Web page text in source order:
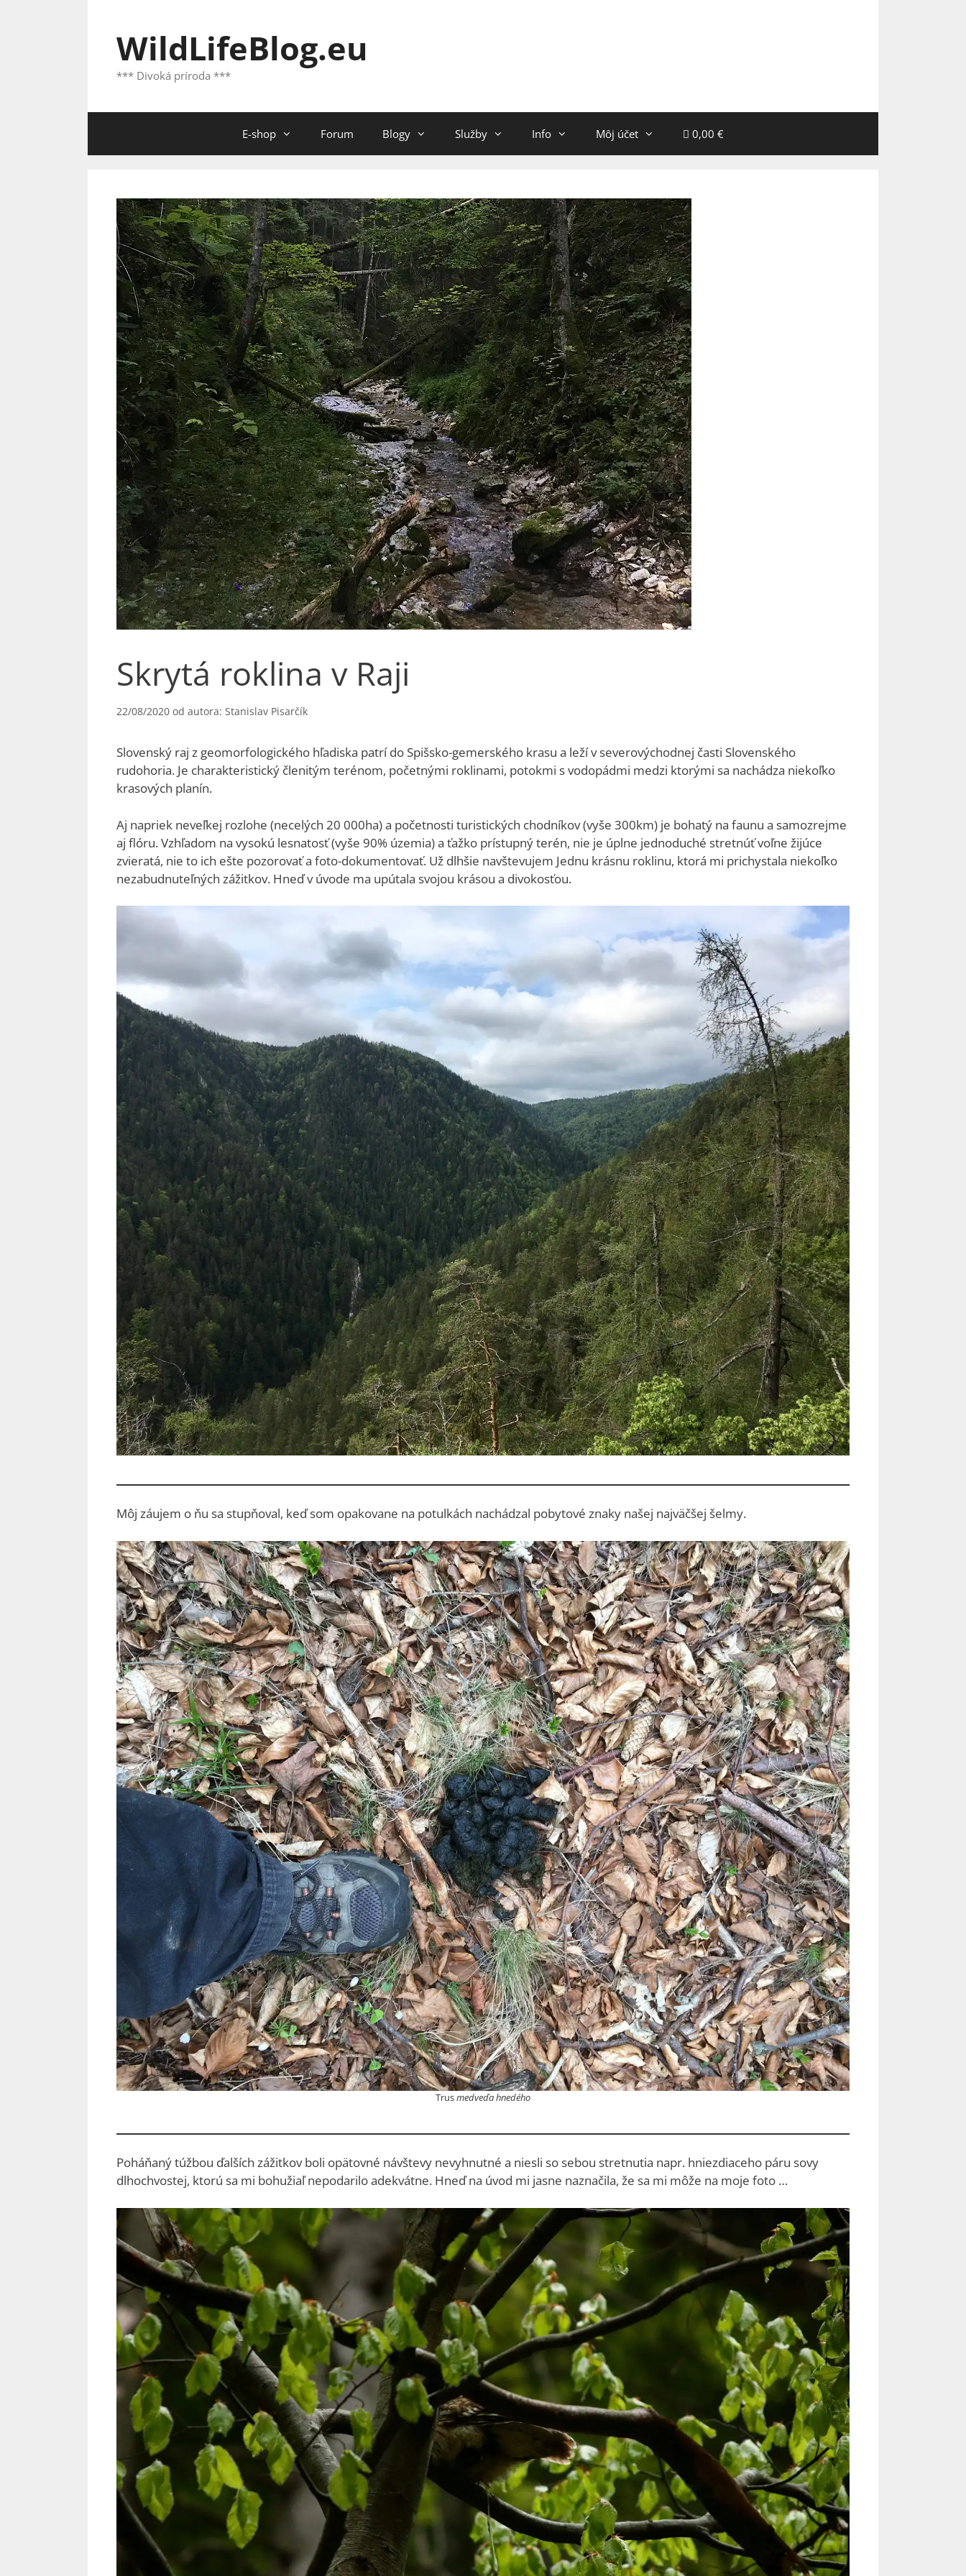
WildLifeBlog.eu
*** Divoká príroda ***
E-shop Forum Blogy Služby Info Môj účet 0,00 €
Skrytá roklina v Raji
22/08/2020 od autora: Stanislav Pisarčík
Slovenský raj z geomorfologického hľadiska patrí do Spišsko-gemerského krasu a leží v severovýchodnej časti Slovenského
rudohoria. Je charakteristický členitým terénom, početnými roklinami, potokmi s vodopádmi medzi ktorými sa nachádza niekoľko
krasových planín.
Aj napriek neveľkej rozlohe (necelých 20 000ha) a početnosti turistických chodníkov (vyše 300km) je bohatý na faunu a samozrejme
aj flóru. Vzhľadom na vysokú lesnatosť (vyše 90% územia) a ťažko prístupný terén, nie je úplne jednoduché stretnúť voľne žijúce
zvieratá, nie to ich ešte pozorovať a foto-dokumentovať. Už dlhšie navštevujem Jednu krásnu roklinu, ktorá mi prichystala niekoľko
nezabudnuteľných zážitkov. Hneď v úvode ma upútala svojou krásou a divokosťou.
Môj záujem o ňu sa stupňoval, keď som opakovane na potulkách nachádzal pobytové znaky našej najväčšej šelmy.
Trusmedveďa hnedého
Poháňaný túžbou ďalších zážitkov boli opätovné návštevy nevyhnutné a niesli so sebou stretnutia napr. hniezdiaceho páru sovy
dlhochvostej, ktorú sa mi bohužiaľ nepodarilo adekvátne. Hneď na úvod mi jasne naznačila, že sa mi môže na moje foto …